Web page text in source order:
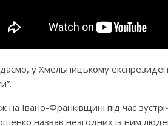
у Хмельницькому
на Івано-Франківщині під час
назвав незгодних із ним